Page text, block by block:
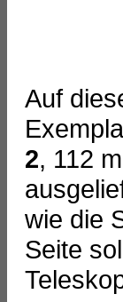
Auf
2, 112
wie die
Seite